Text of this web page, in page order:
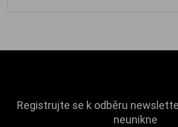
Registrujte se k odběru
neunikne